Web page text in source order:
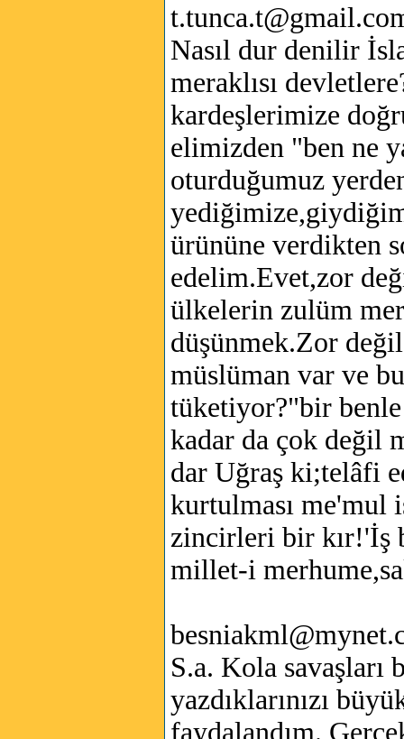
Nasıl dur denilir
meraklısı
kardeşlerimize
elimizden "ben ne
oturduğumuz
ürününe verdikten
edelim.Evet,zor
ülkelerin zulüm
düşünmek.Zor
müslüman var ve
tüketiyor?"bir benle
kadar da çok değil
dar Uğraş ki;telâfi
kurtulması me'mul
zincirleri bir kır!'İş
millet-i
S.a. Kola savaşları
yazdıklarınızı
faydalandım.